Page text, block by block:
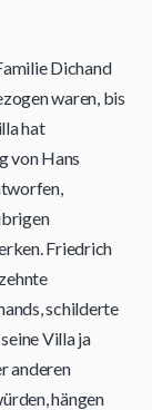
Dichand
waren, bis
hat
von Hans
Friedrich
schilderte
Villa ja
anderen
hängen